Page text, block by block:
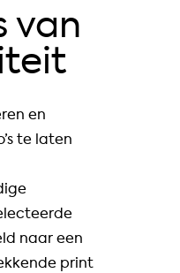
van
en
te laten
naar een
print